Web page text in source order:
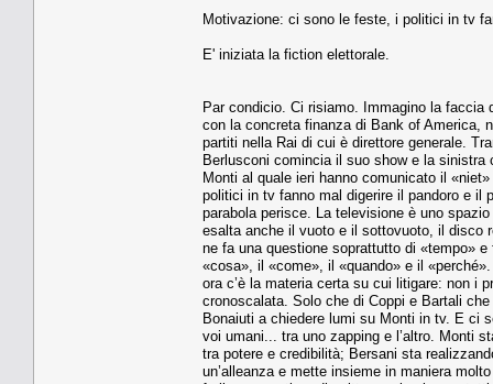
Motivazione: ci sono le feste, i politici in tv
E' iniziata la fiction elettorale.
Par condicio. Ci risiamo. Immagino la
con la concreta finanza di Bank of America,
partiti nella Rai di cui è direttore generale.
Berlusconi comincia il suo show e la
Monti al quale ieri hanno comunicato il
politici in tv fanno mal digerire il pandoro e il
parabola perisce. La televisione è uno
esalta anche il vuoto e il sottovuoto, il disco
ne fa una questione soprattutto di «tempo»
«cosa», il «come», il «quando» e il
ora c’è la materia certa su cui litigare: non i
cronoscalata. Solo che di Coppi e Bartali
Bonaiuti a chiedere lumi su Monti in tv. E ci
voi umani... tra uno zapping e l’altro. Monti
tra potere e credibilità; Bersani sta
un’alleanza e mette insieme in maniera